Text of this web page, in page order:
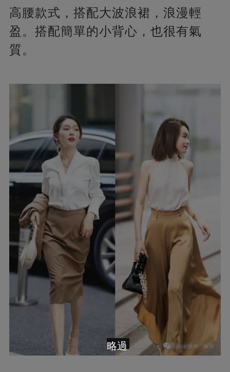
高腰款式，搭配大波浪裙，浪漫輕
盈。搭配簡單的小背心，也很有氣
質。
略過